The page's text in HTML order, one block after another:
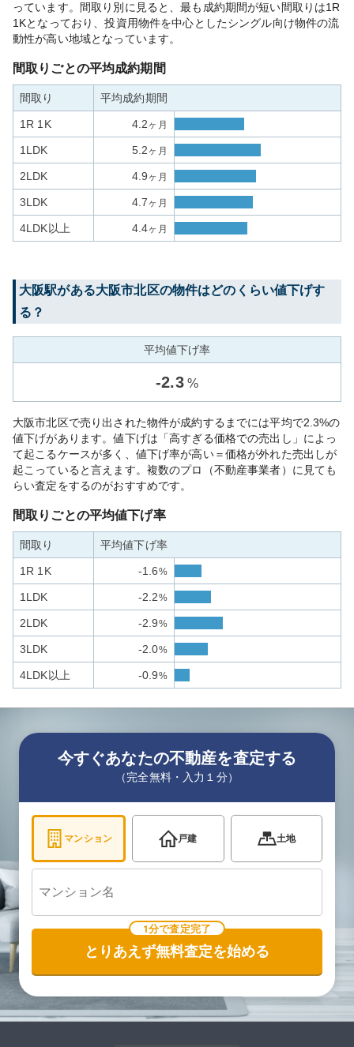
っています。間取り別に見ると、最も成約期間が短い間取りは1R
1Kとなっており、投資用物件を中心としたシングル向け物件の流
動性が高い地域となっています。
間取りごとの平均成約期間
間取り 平均成約期間
1R 1K 4.2ヶ月
1LDK 5.2ヶ月
2LDK 4.9ヶ月
3LDK 4.7ヶ月
4LDK以上 4.4ヶ月
大阪駅がある大阪市北区の物件はどのくらい値下げす
る？
平均値下げ率
-2.3 %
大阪市北区で売り出された物件が成約するまでには平均で2.3%の
値下げがあります。値下げは「高すぎる価格での売出し」によっ
て起こるケースが多く、値下げ率が高い＝価格が外れた売出しが
起こっていると言えます。複数のプロ（不動産事業者）に見ても
らい査定をするのがおすすめです。
間取りごとの平均値下げ率
間取り 平均値下げ率
1R 1K -1.6%
1LDK -2.2%
2LDK -2.9%
3LDK -2.0%
4LDK以上 -0.9%
今すぐあなたの不動産を査定する
（完全無料・入力１分）
マンション 戸建 土地
1分で査定完了
とりあえず無料査定を始める